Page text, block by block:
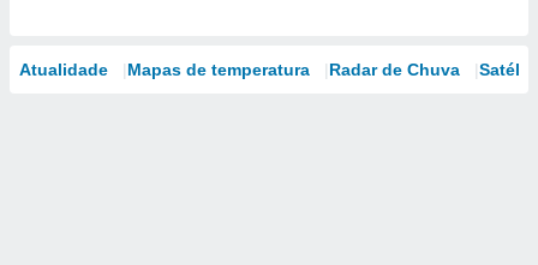
Atualidade Mapas de temperatura Radar de Chuva